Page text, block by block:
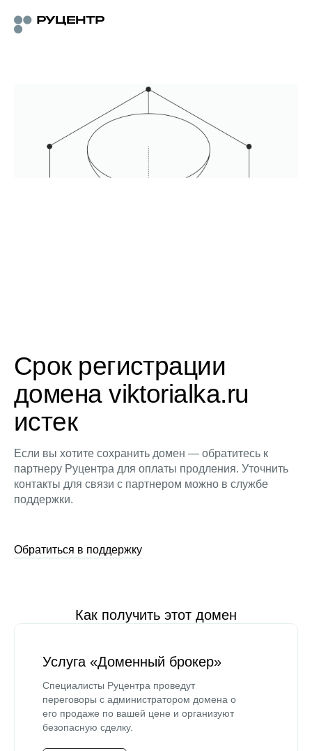
Срок регистрации
домена viktorialka.ru
истек
Если вы хотите сохранить домен — обратитесь к
партнеру Руцентра для оплаты продления. Уточнить
контакты для связи с партнером можно в службе
поддержки.
Обратиться в поддержку
Как получить этот домен
Услуга «Доменный брокер»
Специалисты Руцентра проведут
переговоры с администратором домена о
его продаже по вашей цене и организуют
безопасную сделку.